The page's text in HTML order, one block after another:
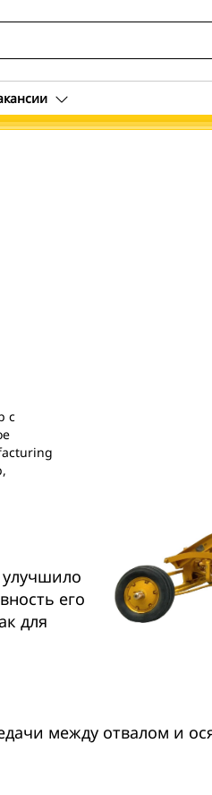
с
его
для
между отвалом и